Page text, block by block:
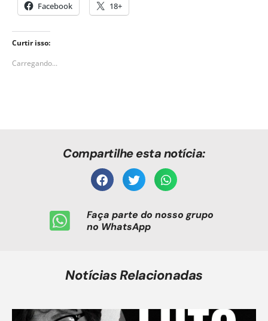
Facebook 18+
Curtir isso:
Carregando...
Compartilhe esta notícia:
Faça parte do nosso grupo
no WhatsApp
Notícias Relacionadas